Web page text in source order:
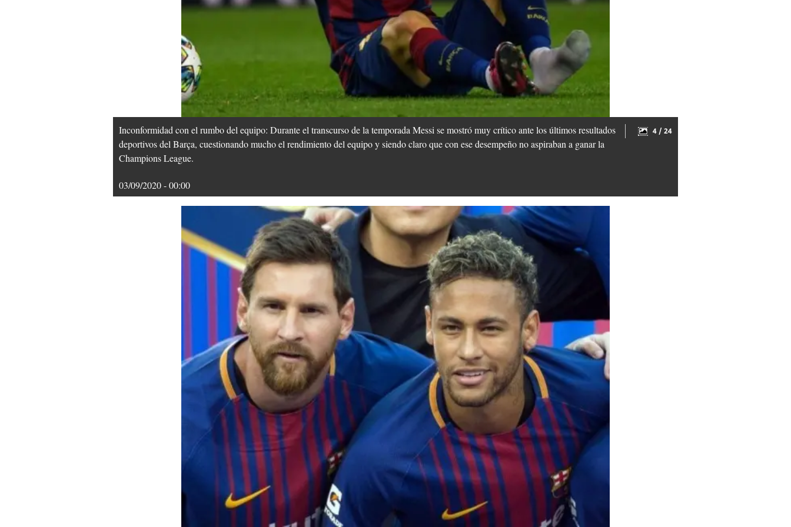
Inconformidad con el rumbo del equipo: Durante el transcurso de la temporada Messi se mostró muy crítico ante los últimos resultados
deportivos del Barça, cuestionando mucho el rendimiento del equipo y siendo claro que con ese desempeño no aspiraban a ganar la
Champions League.
03/09/2020 - 00:00
4 / 24